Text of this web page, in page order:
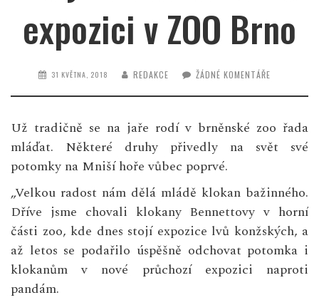
expozici v ZOO Brno
31 KVĚTNA, 2018 REDAKCE ŽÁDNÉ KOMENTÁŘE
Už tradičně se na jaře rodí v brněnské zoo řada
mláďat. Některé druhy přivedly na svět své
potomky na Mniší hoře vůbec poprvé.
„Velkou radost nám dělá mládě klokan bažinného.
Dříve jsme chovali klokany Bennettovy v horní
části zoo, kde dnes stojí expozice lvů konžských, a
až letos se podařilo úspěšně odchovat potomka i
klokanům v nové průchozí expozici naproti
pandám.